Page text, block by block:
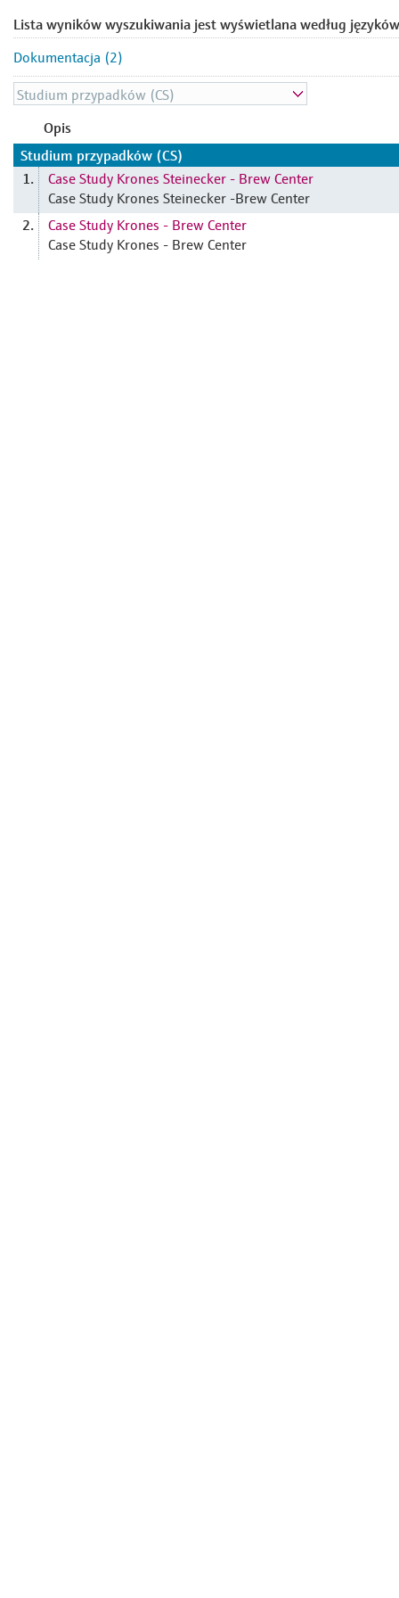
Lista wyników wyszukiwania jest wyświetlana według
Dokumentacja (2)
Opis
Studium przypadków (CS)
1.
Case Study Krones Steinecker - Brew Center
Case Study Krones Steinecker -Brew Center
2.
Case Study Krones - Brew Center
Case Study Krones - Brew Center